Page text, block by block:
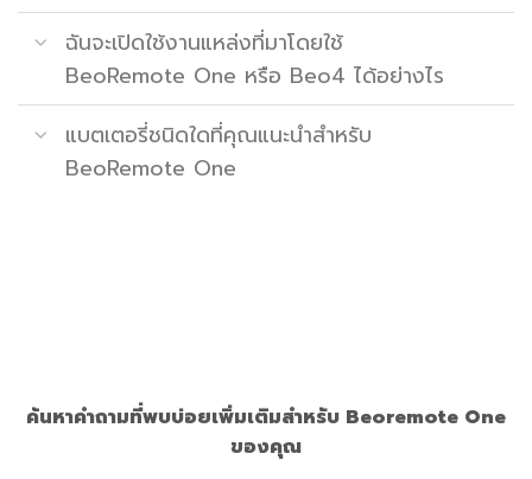
ฉันจะเปิดใช้งานแหล่งที่มาโดยใช้
BeoRemote One หรือ Beo4 ได้อย่างไร
แบตเตอรี่ชนิดใดที่คุณแนะนำสำหรับ
BeoRemote One
ค้นหาคำถามที่พบบ่อยเพิ่มเติมสำหรับ Beoremote One
ของคุณ